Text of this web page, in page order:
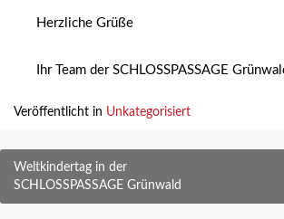
Herzliche Grüße
Ihr Team der SCHLOSSPASSAGE
Veröffentlicht in Unkategorisiert
Beitragsnavigation
Weltkindertag in der
SCHLOSSPASSAGE Grünwald